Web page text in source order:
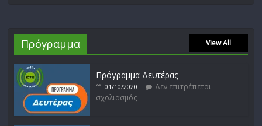
Πρόγραμμα View All
Πρόγραμμα Δευτέρας
01/10/2020
Δεν επιτρέπεται
σχολιασμός